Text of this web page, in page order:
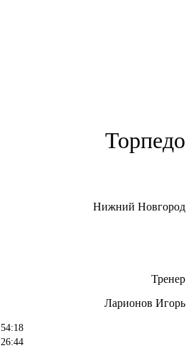
Торпедо
Нижний Новгород
Тренер
Ларионов Игорь
54:18
26:44